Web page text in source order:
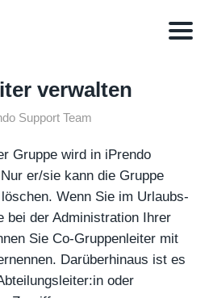
verwalten
Support Team
Gruppe wird in iPrendo
er/sie kann die Gruppe
Wenn Sie im Urlaubs-
bei der Administration Ihrer
Sie Co-Gruppenleiter mit
Darüberhinaus ist es
oder